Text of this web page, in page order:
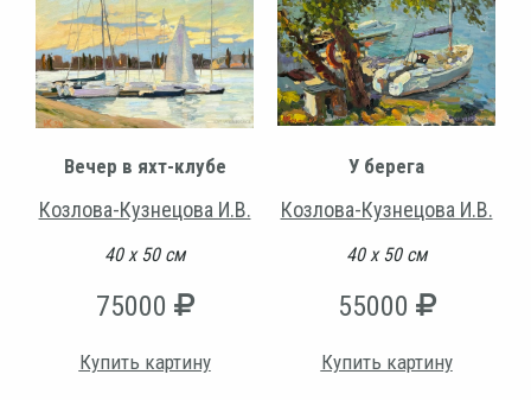
Вечер в яхт-клубе
Козлова-Кузнецова И.В.
40 х 50 см
75000
Купить картину
У берега
Козлова-Кузнецова И.В.
40 х 50 см
55000
Купить картину